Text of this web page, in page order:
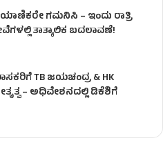
ಗಮನಿಸಿ – ಇಂದು ರಾತ್ರಿ
ತಾತ್ಕಾಲಿಕ ಬದಲಾವಣೆ!
TB ಜಯಚಂದ್ರ & HK
– ಅಧಿವೇಶನದಲ್ಲಿ ಡಿಕೆಶಿಗೆ